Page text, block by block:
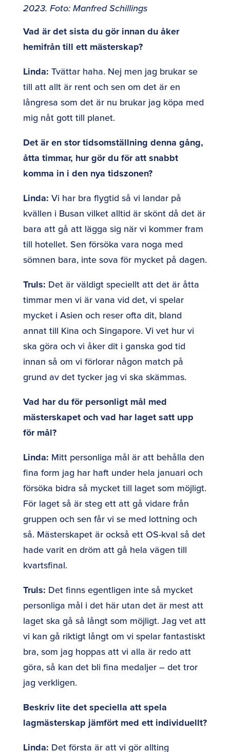
2023. Foto: Manfred Schillings
Vad är det sista du gör innan du åker
hemifrån till ett mästerskap?
Linda: Tvättar haha. Nej men jag brukar se
till att allt är rent och sen om det är en
långresa som det är nu brukar jag köpa med
mig nåt gott till planet.
Det är en stor tidsomställning denna gång,
åtta timmar, hur gör du för att snabbt
komma in i den nya tidszonen?
Linda: Vi har bra flygtid så vi landar på
kvällen i Busan vilket alltid är skönt då det är
bara att gå att lägga sig när vi kommer fram
till hotellet. Sen försöka vara noga med
sömnen bara, inte sova för mycket på dagen.
Truls: Det är väldigt speciellt att det är åtta
timmar men vi är vana vid det, vi spelar
mycket i Asien och reser ofta dit, bland
annat till Kina och Singapore. Vi vet hur vi
ska göra och vi åker dit i ganska god tid
innan så om vi förlorar någon match på
grund av det tycker jag vi ska skämmas.
Vad har du för personligt mål med
mästerskapet och vad har laget satt upp
för mål?
Linda: Mitt personliga mål är att behålla den
fina form jag har haft under hela januari och
försöka bidra så mycket till laget som möjligt.
För laget så är steg ett att gå vidare från
gruppen och sen får vi se med lottning och
så. Mästerskapet är också ett OS-kval så det
hade varit en dröm att gå hela vägen till
kvartsfinal.
Truls: Det finns egentligen inte så mycket
personliga mål i det här utan det är mest att
laget ska gå så långt som möjligt. Jag vet att
vi kan gå riktigt långt om vi spelar fantastiskt
bra, som jag hoppas att vi alla är redo att
göra, så kan det bli fina medaljer – det tror
jag verkligen.
Beskriv lite det speciella att spela
lagmästerskap jämfört med ett individuellt?
Linda: Det första är att vi gör allting